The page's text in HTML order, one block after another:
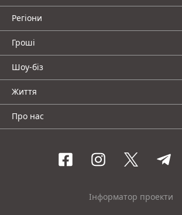
Регіони
Гроші
Шоу-біз
Життя
Про нас
Інформатор проекти